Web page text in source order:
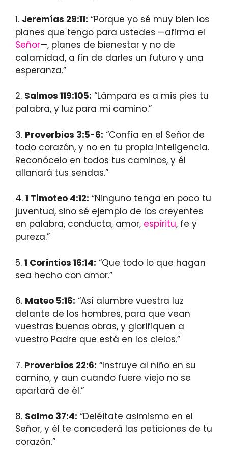
1. Jeremías 29:11: “Porque yo sé muy bien los
planes que tengo para ustedes —afirma el
Señor—, planes de bienestar y no de
calamidad, a fin de darles un futuro y una
esperanza.”
2. Salmos 119:105: “Lámpara es a mis pies tu
palabra, y luz para mi camino.”
3. Proverbios 3:5-6: “Confía en el Señor de
todo corazón, y no en tu propia inteligencia.
Reconócelo en todos tus caminos, y él
allanará tus sendas.”
4. 1 Timoteo 4:12: “Ninguno tenga en poco tu
juventud, sino sé ejemplo de los creyentes
en palabra, conducta, amor, espíritu, fe y
pureza.”
5. 1 Corintios 16:14: “Que todo lo que hagan
sea hecho con amor.”
6. Mateo 5:16: “Así alumbre vuestra luz
delante de los hombres, para que vean
vuestras buenas obras, y glorifiquen a
vuestro Padre que está en los cielos.”
7. Proverbios 22:6: “Instruye al niño en su
camino, y aun cuando fuere viejo no se
apartará de él.”
8. Salmo 37:4: “Deléitate asimismo en el
Señor, y él te concederá las peticiones de tu
corazón.”